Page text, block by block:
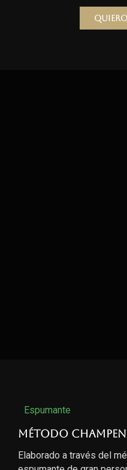
Espumante
Método
Elaborado a través del